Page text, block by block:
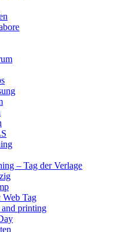
– Tag der Verlage
Web Tag
printing